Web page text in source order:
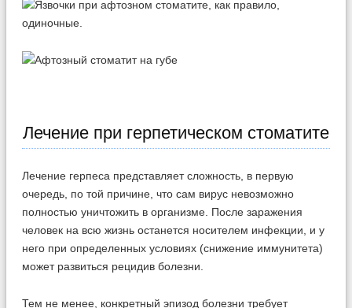
Лечение при герпетическом стоматите
Лечение герпеса представляет сложность, в первую
очередь, по той причине, что сам вирус невозможно
полностью уничтожить в организме. После заражения
человек на всю жизнь останется носителем инфекции, и у
него при определенных условиях (снижение иммунитета)
может развиться рецидив болезни.
Тем не менее, конкретный эпизод болезни требует